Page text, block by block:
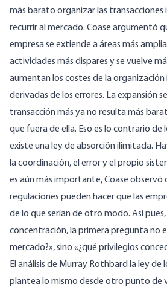
más barato organizar las
recurrir al mercado. Coase argumentó
empresa se extiende a áreas más
actividades más dispares y se vuelve
aumentan los costes de la organización
derivadas de los errores. La expansión
transacción más ya no resulta más
que fuera de ella. Eso es lo contrario de
existe una ley de absorción ilimitada.
la coordinación, el error y el propio
es aún más importante, Coase observó
regulaciones pueden hacer que las
de lo que serían de otro modo. Así
concentración, la primera pregunta no
mercado?», sino «¿qué privilegios
El análisis de Murray Rothbard la ley de
plantea lo mismo desde otro punto de